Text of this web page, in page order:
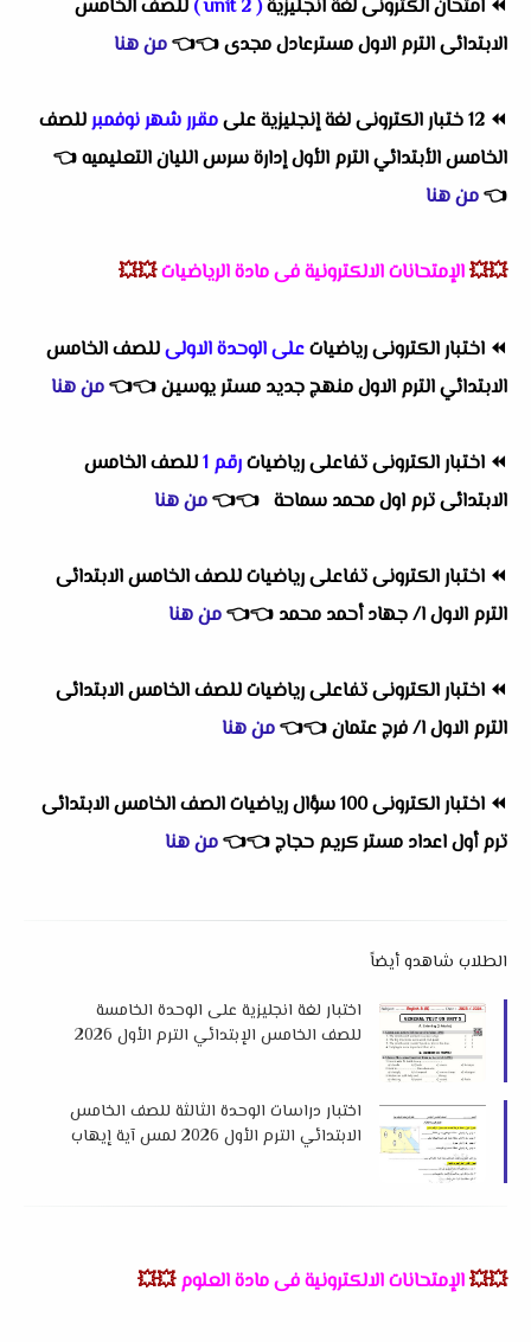
⏪ امتحان الكترونى لغة انجليزية( unit 2 )
للصف الخامس
الابتدائى الترم الاول مسترعادل مجدى👈
👈من هنا
⏪ 12 ختبار الكترونى لغة إنجليزية على مقرر شهر نوفمبرللصف
الخامس الأبتدائي الترم الأول إدارة سرس الليان التعليميه👈
👈من هنا
💥💥الإمتحانات الالكترونية فى مادة الرياضيات💥💥
⏪ اختبار الكترونى رياضياتعلى الوحدة الاولىللصف الخامس
الابتدائي الترم الاول منهج جديد مستر يوسين👈
👈من هنا
⏪ اختبار الكترونى تفاعلى رياضياترقم 1 للصف الخامس
الابتدائى ترم اول محمد سماحة 👈
👈من هنا
⏪ اختبار الكترونى تفاعلى رياضيات للصف الخامس الابتدائى
الترم الاول ا/ جهاد أحمد محمد 👈
👈من هنا
⏪ اختبار الكترونى تفاعلى رياضيات للصف الخامس الابتدائى
الترم الاول ا/ فرج عتمان👈
👈من هنا
⏪
اختبار الكترونى 100 سؤال رياضيات الصف الخامس الابتدائى
ترم أول اعداد مستر كريم حجاج👈
👈من هنا
الطلاب شاهدو أيضاً
اختبار لغة انجليزية على الوحدة الخامسة
للصف الخامس الإبتدائي الترم الأول 2026
اختبار دراسات الوحدة الثالثة للصف الخامس
الابتدائي الترم الأول 2026 لمس آية إيهاب
💥💥الإمتحانات الالكترونية فى مادة العلوم 💥💥